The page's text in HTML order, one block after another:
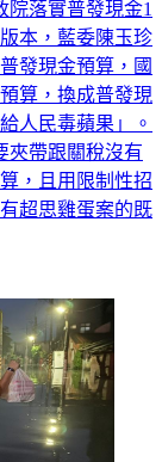
院落實普發現金1
本，藍委陳玉珍
發現金預算，國
算，換成普發現
人民毒蘋果」。
夾帶跟關稅沒有
，且用限制性招
超思雞蛋案的既